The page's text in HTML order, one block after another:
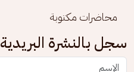
محاضرات مكتوبة
سجل بالنشرة البريدية